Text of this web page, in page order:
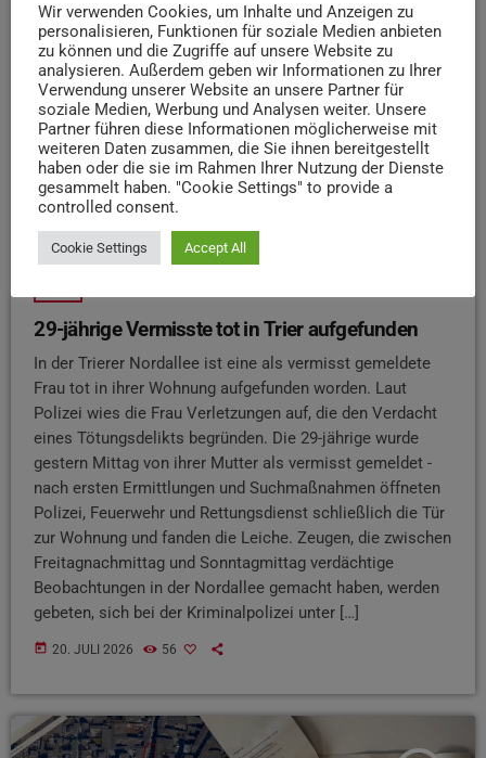
insert_link
29-jährige Vermisste tot in Trier aufgefunden
In der Trierer Nordallee ist eine als vermisst gemeldete
Frau tot in ihrer Wohnung aufgefunden worden. Laut
Polizei wies die Frau Verletzungen auf, die den Verdacht
eines Tötungsdelikts begründen. Die 29-jährige wurde
gestern Mittag von ihrer Mutter als vermisst gemeldet -
nach ersten Ermittlungen und Suchmaßnahmen öffneten
Polizei, Feuerwehr und Rettungsdienst schließlich die Tür
zur Wohnung und fanden die Leiche. Zeugen, die zwischen
Freitagnachmittag und Sonntagmittag verdächtige
Beobachtungen in der Nordallee gemacht haben, werden
gebeten, sich bei der Kriminalpolizei unter […]
today 20. JULI 2026 56
Wir verwenden Cookies, um Inhalte und Anzeigen zu
personalisieren, Funktionen für soziale Medien anbieten
zu können und die Zugriffe auf unsere Website zu
analysieren. Außerdem geben wir Informationen zu Ihrer
Verwendung unserer Website an unsere Partner für
soziale Medien, Werbung und Analysen weiter. Unsere
Partner führen diese Informationen möglicherweise mit
weiteren Daten zusammen, die Sie ihnen bereitgestellt
haben oder die sie im Rahmen Ihrer Nutzung der Dienste
gesammelt haben. "Cookie Settings" to provide a
controlled consent.
Cookie Settings Accept All